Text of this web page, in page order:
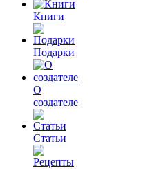
Книги
Подарки
О
создателе
Статьи